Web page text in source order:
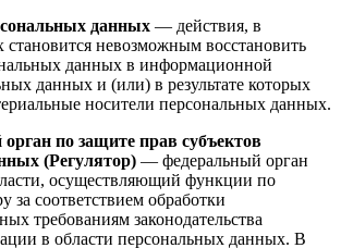
данных — действия, в
становится невозможным восстановить
данных в информационной
данных и (или) в результате которых
носители персональных данных.
по защите прав субъектов
(Регулятор) — федеральный орган
осуществляющий функции по
за соответствием обработки
требованиям законодательства
в области персональных данных. В